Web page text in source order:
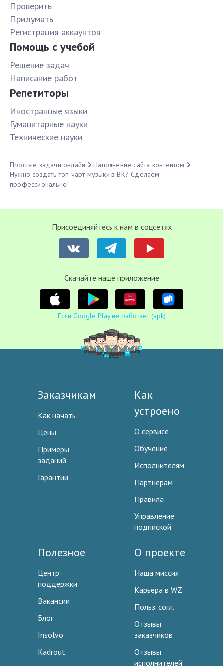
Проверить
Придумать
Pегистрация аккаунтов
Помощь с учебой
Решение задач
Написание работ
Репетиторы
Иностранные языки
Гуманитарные науки
Технические науки
Простые задачи онлайн
Наполнение сайта контентом
Нужно создать топ чарт музыки в ВК? Сделаем
профессионально!
Присоединяйтесь к нам в соцсетях
Cкачайте наше приложение
Если Google Play не работает (apk)
Заказчикам
Как начать
Цены
Примеры
заданий
Гарантии
Как
устроено
О сервисе
Обучение
Исполнителям
Партнерам
Правила
Управление
подпиской
Полезное
Центр
поддержки
Вакансии
Блог
Insolvo
Kadrout
О проекте
Наша миссия
Карьера в WZ
Польз. согл.
Отзывы
заказчиков
Отзывы
исполнителей